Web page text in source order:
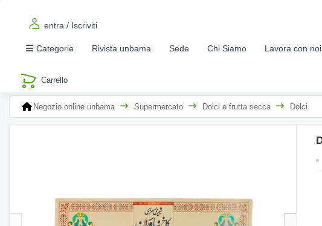
entra / Iscriviti
Categorie Rivista unbama Sede Chi Siamo Lavora con noi
Negozio online unbama Supermercato Dolci e frutta secca Dolci